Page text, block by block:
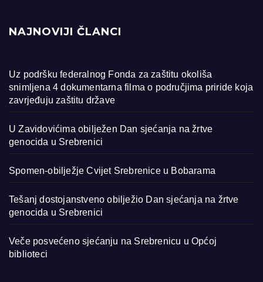
NAJNOVIJI ČLANCI
Uz podršku federalnog Fonda za zaštitu okoliša
snimljena 4 dokumentarna filma o područjima priride koja
zavrjeđuju zaštitu države
U Zavidovićima obilježen Dan sjećanja na žrtve
genocida u Srebrenici
Spomen-obilježje Cvijet Srebrenice u Bobarama
Tešanj dostojanstveno obilježio Dan sjećanja na žrtve
genocida u Srebrenici
Veče posvećeno sjećanju na Srebrenicu u Općoj
biblioteci